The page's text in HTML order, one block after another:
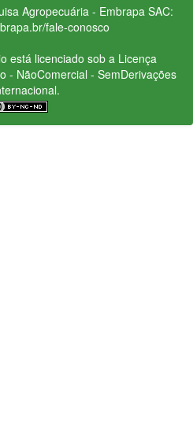
Agropecuária - Embrapa SAC:
fale-conosco
está licenciado sob a Licença
- NãoComercial - SemDerivações